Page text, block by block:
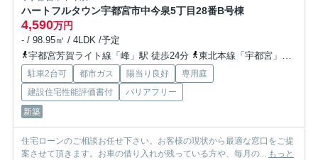
ハートフルタウン宇都宮市中今泉5丁目28番B号棟
4,590万円
- / 98.95㎡ / 4LDK /予定
宇都宮芳賀ライト線「峰」駅 徒歩24分
東北本線「宇都宮」駅 徒歩33分
駐車2台可 都市ガス 陽当り良好
専用庭
建設住宅性能評価書付
バリアフリー
新築
住宅ローンのご相談お任せ下さい。お客様の現状から最適な窓口をご提
案させて頂きます。お車の借り入れが残っている方や、毎月の... もっと